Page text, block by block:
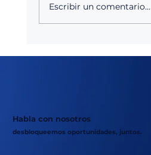
Escribir un comentario...
Habla con nosotros
desbloqueemos oportunidades, juntos.